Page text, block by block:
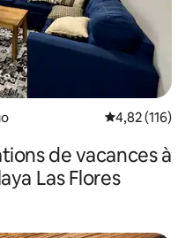
Évaluation
4,82 (116)
de vacances à
Las Flores